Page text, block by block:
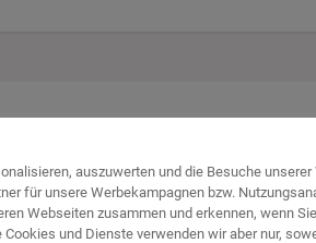
auszuwerten und die Besuche
für unsere Werbekampagnen bzw.
Webseiten zusammen und erkennen, wenn
und Dienste verwenden wir aber nur,